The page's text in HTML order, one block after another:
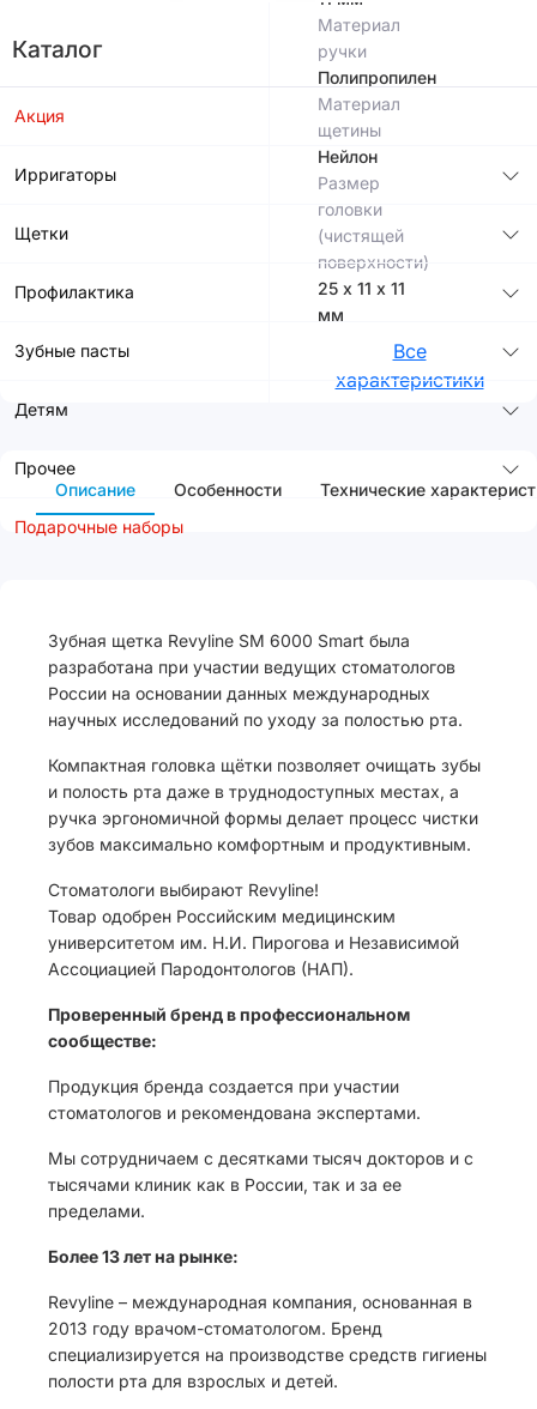
Каталог
Акция
Ирригаторы
Щетки
Профилактика
Зубные пасты
Детям
Прочее
Подарочные наборы
Материал
ручки
Полипропилен
Материал
щетины
Нейлон
Размер
головки
(чистящей
поверхности)
25 х 11 х 11
мм
Все
характеристики
Описание Особенности Технические
Зубная щетка Revyline SM 6000 Smart была
разработана при участии ведущих стоматологов
России на основании данных международных
научных исследований по уходу за полостью рта.
Компактная головка щётки позволяет очищать зубы
и полость рта даже в труднодоступных местах, а
ручка эргономичной формы делает процесс чистки
зубов максимально комфортным и продуктивным.
Стоматологи выбирают Revyline!
Товар одобрен Российским медицинским
университетом им. Н.И. Пирогова и Независимой
Ассоциацией Пародонтологов (НАП).
Проверенный бренд в профессиональном
сообществе:
Продукция бренда создается при участии
стоматологов и рекомендована экспертами.
Мы сотрудничаем с десятками тысяч докторов и с
тысячами клиник как в России, так и за ее
пределами.
Более 13 лет на рынке:
Revyline – международная компания, основанная в
2013 году врачом-стоматологом. Бренд
специализируется на производстве средств гигиены
полости рта для взрослых и детей.